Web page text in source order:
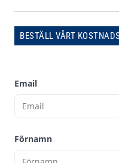
BESTÄLL VÅRT
Email
Förnamn